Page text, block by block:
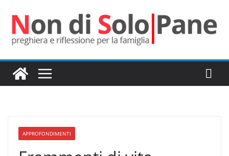
contenuto
APPROFONDIMENTI